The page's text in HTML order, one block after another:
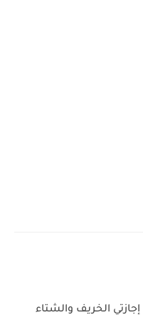
الخريف والشتاء